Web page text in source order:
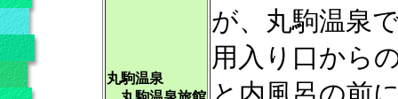
丸駒温泉
が、丸駒温泉
用入り口から